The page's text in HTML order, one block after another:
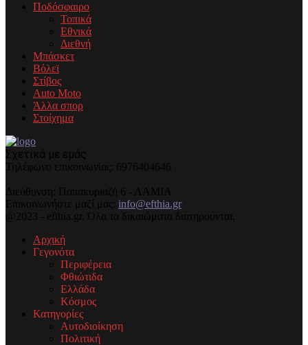
Ποδόσφαιρο
Τοπικά
Εθνικά
Διεθνή
Μπάσκετ
Βόλεϊ
Στίβος
Auto Moto
Άλλα σπορ
Στοίχημα
Σχετικά με εμάς
Τηλέφωνo επικοινωνίας: 6976404646
Διεύθυνση: Παπακυριαζή 6 - ΛΑΜΙΑ
Επικοινωνήστε μαζί μας: info@efthia.gr
@2023 - efthia.gr. Όλα τα δικαιώματα διατηρούνται.
Αρχική
Γεγονότα
Περιφέρεια
Φθιώτιδα
Ελλάδα
Κόσμος
Κατηγορίες
Αυτοδιοίκηση
Πολιτική